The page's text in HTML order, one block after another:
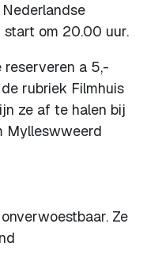
om 20.00 uur.
a 5,-
rubriek Filmhuis
ze af te halen bij
Mylleswweerd
Ze